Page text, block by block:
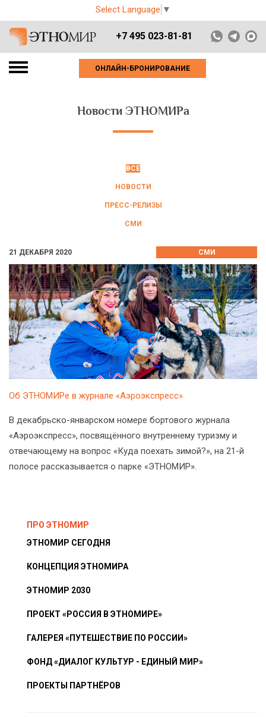
Select Language ▼
+7 495 023-81-81
ОНЛАЙН-БРОНИРОВАНИЕ
Новости ЭТНОМИРа
ВСЕ
НОВОСТИ
ПРЕСС-РЕЛИЗЫ
СМИ
21 ДЕКАБРЯ 2020 СМИ
Об ЭТНОМИРе в журнале «Аэроэкспресс»
В декабрьско-январском номере бортового журнала
«Аэроэкспресс», посвящённого внутреннему туризму и
отвечающему на вопрос «Куда поехать зимой?», на 21-й
полосе рассказывается о парке «ЭТНОМИР».
ПРО ЭТНОМИР
ЭТНОМИР СЕГОДНЯ
КОНЦЕПЦИЯ ЭТНОМИРА
ЭТНОМИР 2030
ПРОЕКТ «РОССИЯ В ЭТНОМИРЕ»
ГАЛЕРЕЯ «ПУТЕШЕСТВИЕ ПО РОССИИ»
ФОНД «ДИАЛОГ КУЛЬТУР - ЕДИНЫЙ МИР»
ПРОЕКТЫ ПАРТНЁРОВ